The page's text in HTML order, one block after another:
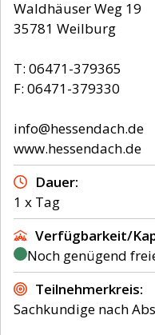
Waldhäuser Weg 19
35781 Weilburg
T: 06471-379365
F: 06471-379330
info@hessendach.de
www.hessendach.de
Dauer
1 x Tag
Verfügbarkeit/
Noch genügend
Teilnehmerkreis
Sachkundige nach